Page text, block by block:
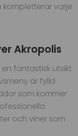
kompletterar varje
Akropolis
fantastisk utsikt
är fylld
som kommer
och viner som